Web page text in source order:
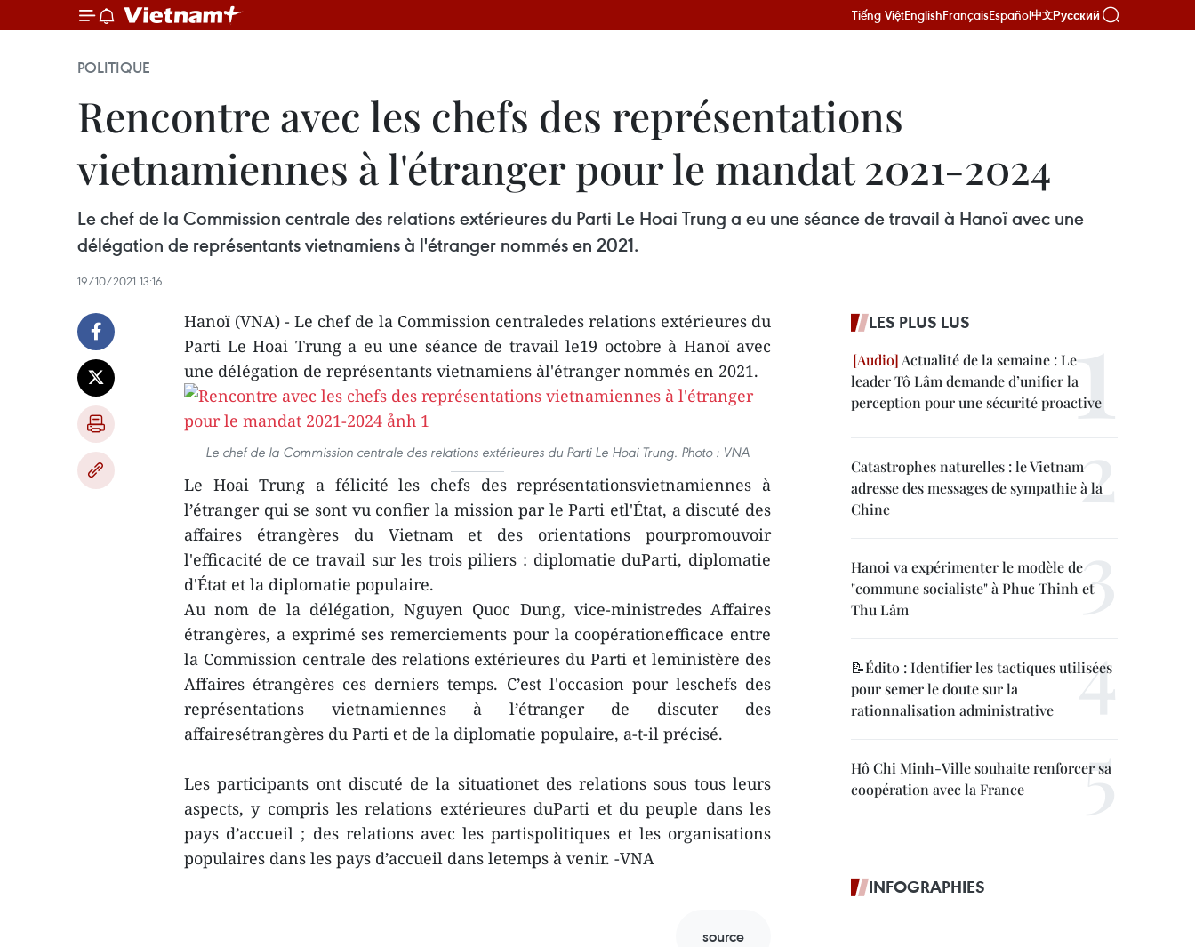
Tiếng ViệtEnglishFrançaisEspañol中文Русский
POLITIQUE
Rencontre avec les chefs des représentations
vietnamiennes à l'étranger pour le mandat 2021-2024
Le chef de la Commission centrale des relations extérieures du Parti Le Hoai Trung a eu une séance de travail à Hanoï avec une
délégation de représentants vietnamiens à l'étranger nommés en 2021.
19/10/2021 13:16
Hanoï (VNA) - Le chef de la Commission centraledes relations extérieures du
Parti Le Hoai Trung a eu une séance de travail le19 octobre à Hanoï avec
une délégation de représentants vietnamiens àl'étranger nommés en 2021.
Le chef de la Commission centrale des relations extérieures du Parti Le Hoai Trung. Photo : VNA
Le Hoai Trung a félicité les chefs des représentationsvietnamiennes à
l’étranger qui se sont vu confier la mission par le Parti etl'État, a discuté des
affaires étrangères du Vietnam et des orientations pourpromouvoir
l'efficacité de ce travail sur les trois piliers : diplomatie duParti, diplomatie
d'État et la diplomatie populaire.
Au nom de la délégation, Nguyen Quoc Dung, vice-ministredes Affaires
étrangères, a exprimé ses remerciements pour la coopérationefficace entre
la Commission centrale des relations extérieures du Parti et leministère des
Affaires étrangères ces derniers temps. C’est l'occasion pour leschefs des
représentations vietnamiennes à l’étranger de discuter des
affairesétrangères du Parti et de la diplomatie populaire, a-t-il précisé.
Les participants ont discuté de la situationet des relations sous tous leurs
aspects, y compris les relations extérieures duParti et du peuple dans les
pays d’accueil ; des relations avec les partispolitiques et les organisations
populaires dans les pays d’accueil dans letemps à venir. -VNA
source
LES PLUS LUS
Actualité de la semaine : Le
leader Tô Lâm demande d’unifier la
perception pour une sécurité proactive
Catastrophes naturelles : le Vietnam
adresse des messages de sympathie à la
Chine
Hanoi va expérimenter le modèle de
"commune socialiste" à Phuc Thinh et
Thu Lâm
📝Édito : Identifier les tactiques utilisées
pour semer le doute sur la
rationnalisation administrative
Hô Chi Minh-Ville souhaite renforcer sa
coopération avec la France
INFOGRAPHIES